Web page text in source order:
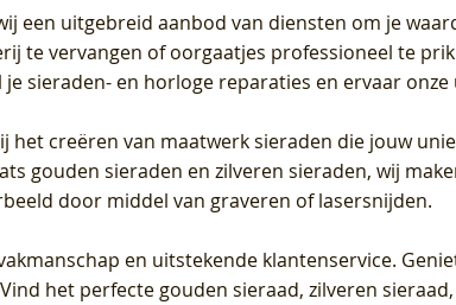
een uitgebreid aanbod van diensten om je
te vervangen of oorgaatjes professioneel te
sieraden- en horloge reparaties en ervaar
het creëren van maatwerk sieraden die jouw
gouden sieraden en zilveren sieraden, wij
door middel van graveren of lasersnijden.
en uitstekende klantenservice.
het perfecte gouden sieraad, zilveren